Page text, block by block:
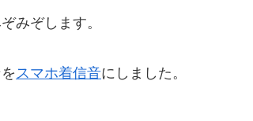
みぞします。
スマホ着信音にしました。